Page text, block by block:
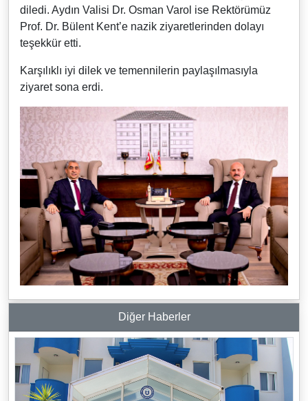
diledi. Aydın Valisi Dr. Osman Varol ise Rektörümüz
Prof. Dr. Bülent Kent’e nazik ziyaretlerinden dolayı
teşekkür etti.
Karşılıklı iyi dilek ve temennilerin paylaşılmasıyla
ziyaret sona erdi.
Diğer Haberler